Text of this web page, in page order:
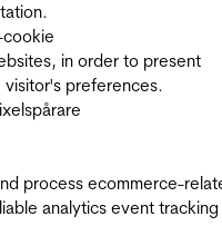
cookie
in order to present
preferences.
process ecommerce-
analytics event tracking